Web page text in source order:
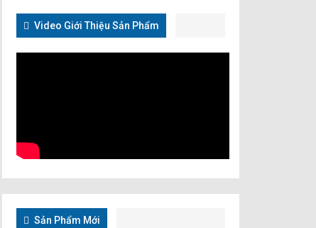
Video Giới Thiệu Sản Phẩm
Sản Phẩm Mới